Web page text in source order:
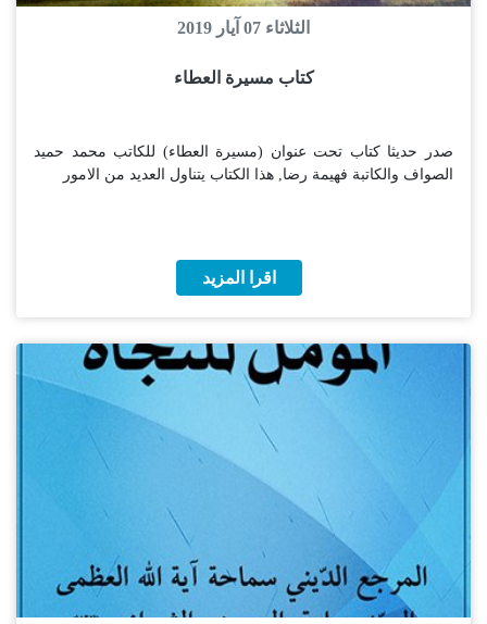
الثلاثاء 07 آيار 2019
كتاب مسيرة العطاء
صدر حديثا كتاب تحت عنوان (مسيرة العطاء) للكاتب محمد حميد
الصواف والكاتبة فهيمة رضا, هذا الكتاب يتناول العديد من الامور
اقرا المزيد